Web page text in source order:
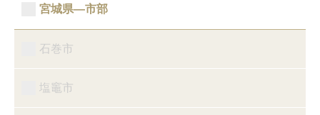
宮城県―市部
石巻市
塩竈市